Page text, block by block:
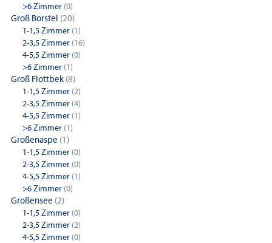
>6 Zimmer (0)
Groß Borstel (20)
1-1,5 Zimmer (1)
2-3,5 Zimmer (16)
4-5,5 Zimmer (0)
>6 Zimmer (1)
Groß Flottbek (8)
1-1,5 Zimmer (2)
2-3,5 Zimmer (4)
4-5,5 Zimmer (1)
>6 Zimmer (1)
Großenaspe (1)
1-1,5 Zimmer (0)
2-3,5 Zimmer (0)
4-5,5 Zimmer (1)
>6 Zimmer (0)
Großensee (2)
1-1,5 Zimmer (0)
2-3,5 Zimmer (2)
4-5,5 Zimmer (0)